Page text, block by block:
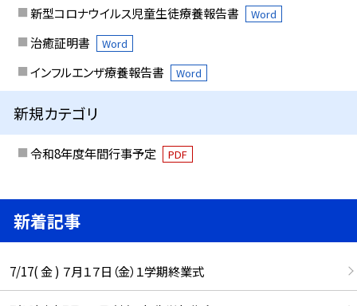
新型コロナウイルス児童生徒療養報告書 Word
治癒証明書 Word
インフルエンザ療養報告書 Word
新規カテゴリ
令和8年度年間行事予定 PDF
新着記事
7/17( 金 ) ７月１７日（金）１学期終業式